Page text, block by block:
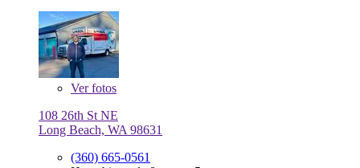
Verfotos
108 26th St NE
Long Beach, WA 98631
(360) 665-0561